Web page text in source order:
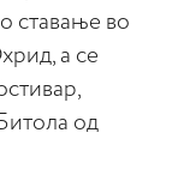
ставање во
а се
од